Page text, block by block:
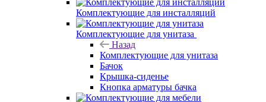
Комплектующие для инсталляций
Комплектующие для унитаза
Назад
Комплектующие для унитаза
Бачок
Крышка-сиденье
Кнопка арматуры бачка